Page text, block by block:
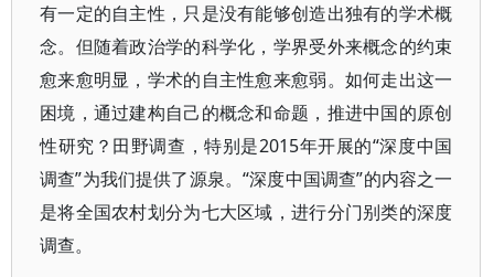
有一定的自主性，只是没有能够创造出独有的学术概
念。但随着政治学的科学化，学界受外来概念的约束
愈来愈明显，学术的自主性愈来愈弱。如何走出这一
困境，通过建构自己的概念和命题，推进中国的原创
性研究？田野调查，特别是2015年开展的“深度中国
调查”为我们提供了源泉。“深度中国调查”的内容之一
是将全国农村划分为七大区域，进行分门别类的深度
调查。